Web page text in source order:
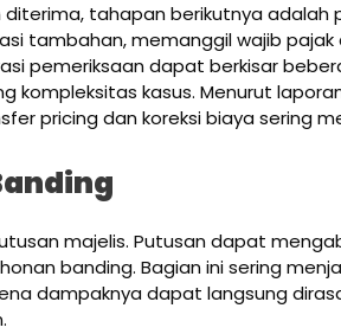
tahapan berikutnya adalah
tambahan, memanggil wajib pajak
pemeriksaan dapat berkisar
kompleksitas kasus. Menurut
pricing dan koreksi biaya sering
majelis. Putusan dapat
banding. Bagian ini sering
dampaknya dapat langsung